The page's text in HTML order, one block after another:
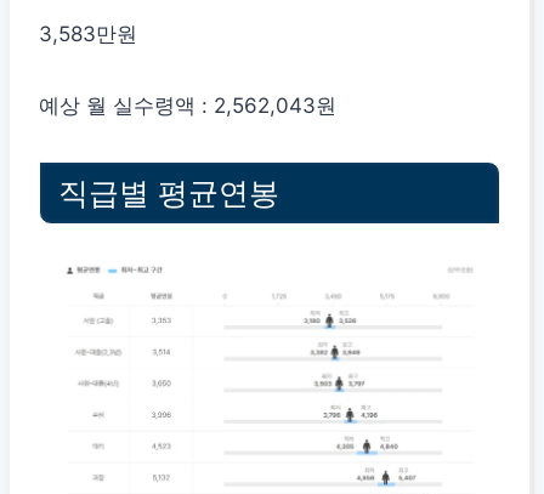
3,583만원
예상 월 실수령액 : 2,562,043원
직급별 평균연봉